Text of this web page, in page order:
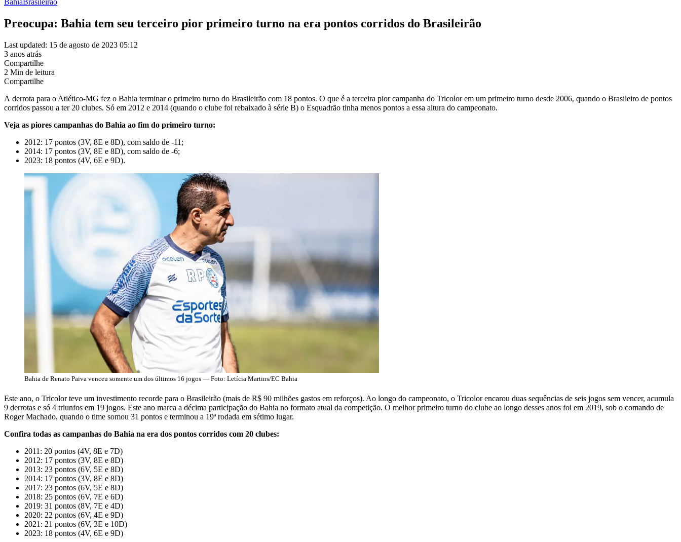
BahiaBrasileirão
Preocupa: Bahia tem seu terceiro pior primeiro turno na era pontos corridos do Brasileirão
Last updated: 15 de agosto de 2023 05:12
3 anos atrás
Compartilhe
2 Min de leitura
Compartilhe
A derrota para o Atlético-MG fez o Bahia terminar o primeiro turno do Brasileirão com 18 pontos. O que é a terceira pior campanha do Tricolor em um primeiro turno desde 2006, quando o Brasileiro de pontos
corridos passou a ter 20 clubes. Só em 2012 e 2014 (quando o clube foi rebaixado à série B) o Esquadrão tinha menos pontos a essa altura do campeonato.
Veja as piores campanhas do Bahia ao fim do primeiro turno:
2012: 17 pontos (3V, 8E e 8D), com saldo de -11;
2014: 17 pontos (3V, 8E e 8D), com saldo de -6;
2023: 18 pontos (4V, 6E e 9D).
Bahia de Renato Paiva venceu somente um dos últimos 16 jogos — Foto: Letícia Martins/EC Bahia
Este ano, o Tricolor teve um investimento recorde para o Brasileirão (mais de R$ 90 milhões gastos em reforços). Ao longo do campeonato, o Tricolor encarou duas sequências de seis jogos sem vencer, acumula
9 derrotas e só 4 triunfos em 19 jogos. Este ano marca a décima participação do Bahia no formato atual da competição. O melhor primeiro turno do clube ao longo desses anos foi em 2019, sob o comando de
Roger Machado, quando o time somou 31 pontos e terminou a 19ª rodada em sétimo lugar.
Confira todas as campanhas do Bahia na era dos pontos corridos com 20 clubes:
2011: 20 pontos (4V, 8E e 7D)
2012: 17 pontos (3V, 8E e 8D)
2013: 23 pontos (6V, 5E e 8D)
2014: 17 pontos (3V, 8E e 8D)
2017: 23 pontos (6V, 5E e 8D)
2018: 25 pontos (6V, 7E e 6D)
2019: 31 pontos (8V, 7E e 4D)
2020: 22 pontos (6V, 4E e 9D)
2021: 21 pontos (6V, 3E e 10D)
2023: 18 pontos (4V, 6E e 9D)